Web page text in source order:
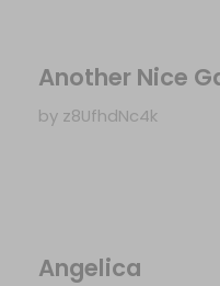
Another Nice
by z8UfhdNc4k
Angelica